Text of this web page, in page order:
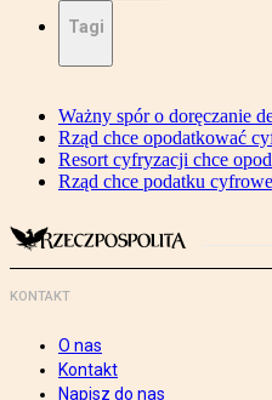
Tagi
Ważny spór o doręczanie
Rząd chce opodatkować
Resort cyfryzacji chce
Rząd chce podatku
KONTAKT
O nas
Kontakt
Napisz do nas